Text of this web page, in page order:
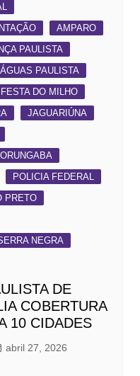
AMPARO
PAULISTA
PAULISTA
FESTA DO MILHO
JAGUARIÚNA
POLICIA FEDERAL
PRETO
NEGRA
DE
COBERTURA
10 CIDADES
abril 27, 2026